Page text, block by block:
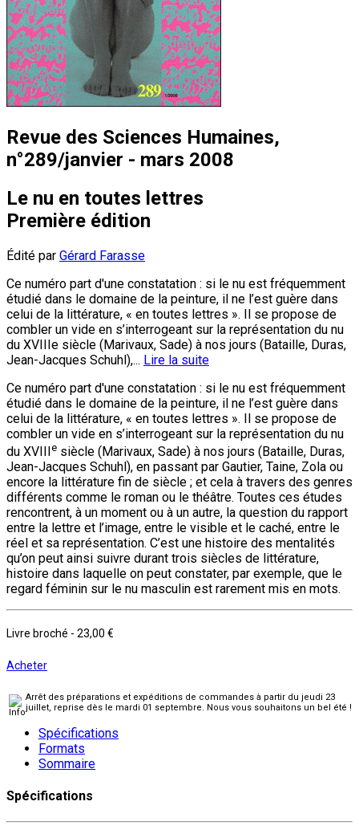
Revue des Sciences Humaines,
n°289/janvier - mars 2008
Le nu en toutes lettres
Première édition
Édité par Gérard Farasse
Ce numéro part d'une constatation : si le nu est fréquemment
étudié dans le domaine de la peinture, il ne l’est guère dans
celui de la littérature, « en toutes lettres ». Il se propose de
combler un vide en s’interrogeant sur la représentation du nu
du XVIIIe siècle (Marivaux, Sade) à nos jours (Bataille, Duras,
Jean-Jacques Schuhl),... Lire la suite
Ce numéro part d'une constatation : si le nu est fréquemment
étudié dans le domaine de la peinture, il ne l’est guère dans
celui de la littérature, « en toutes lettres ». Il se propose de
combler un vide en s’interrogeant sur la représentation du nu
du XVIIIe siècle (Marivaux, Sade) à nos jours (Bataille, Duras,
Jean-Jacques Schuhl), en passant par Gautier, Taine, Zola ou
encore la littérature fin de siècle ; et cela à travers des genres
différents comme le roman ou le théâtre. Toutes ces études
rencontrent, à un moment ou à un autre, la question du rapport
entre la lettre et l’image, entre le visible et le caché, entre le
réel et sa représentation. C’est une histoire des mentalités
qu’on peut ainsi suivre durant trois siècles de littérature,
histoire dans laquelle on peut constater, par exemple, que le
regard féminin sur le nu masculin est rarement mis en mots.
Livre broché - 23,00 €
Acheter
Arrêt des préparations et expéditions de commandes à partir du jeudi 23
juillet, reprise dès le mardi 01 septembre. Nous vous souhaitons un bel été !
Spécifications
Formats
Sommaire
Spécifications